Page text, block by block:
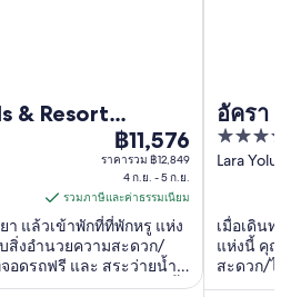
& Resort
All Inclusive
ราคา
฿11,576
ต่อ
คืน
เข้า
พัก
฿11,576
ราคารวม ฿12,849
4 ก.ย. - 5 ก.ย.
รวมภาษีและค่าธรรมเนียม
า แล้วเข้าพักที่ที่พักหรู แห่ง
สิ่งอำนวยความสะดวก/
อดรถฟรี และ สระว่ายน้ำ
บเรารีวิวว่าชอบสระว่ายน้ำ
อัครา อั
5
out
Lara Yolu
เมื่อเดินทา
แห่งนี้ คุณจ
สะดวก/ไฮไ
และ บริการ